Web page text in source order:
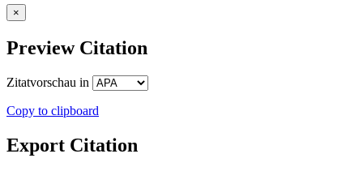
×
Preview Citation
Zitatvorschau in
Copy to clipboard
Export Citation